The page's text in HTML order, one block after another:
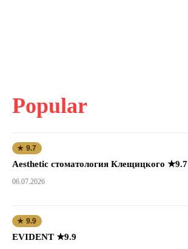
Popular
★ 9.7
Aesthetic стоматология Клещицкого ★9.7
06.07.2026
★ 9.9
EVIDENT ★9.9